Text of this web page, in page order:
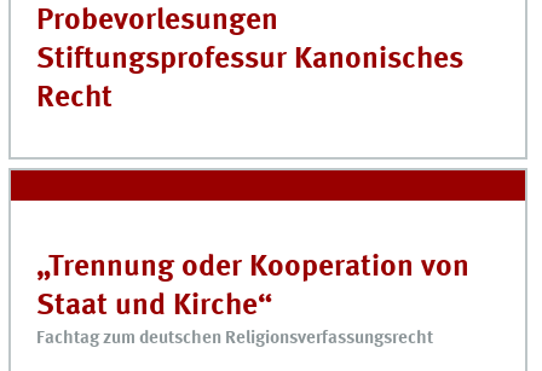
Probevorlesungen
Stiftungsprofessur Kanonisches
Recht
„Trennung oder Kooperation von
Staat und Kirche“
Fachtag zum deutschen Religionsverfassungsrecht